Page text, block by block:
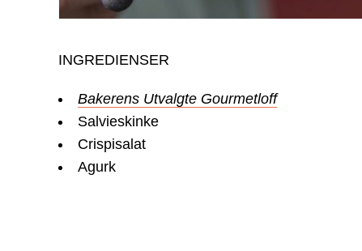
INGREDIENSER
Bakerens Utvalgte Gourmetloff
Salvieskinke
Crispisalat
Agurk